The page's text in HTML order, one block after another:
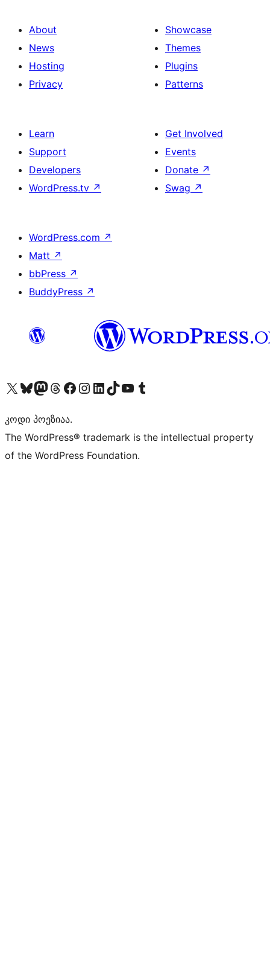
About
News
Hosting
Privacy
Showcase
Themes
Plugins
Patterns
Learn
Support
Developers
WordPress.tv ↗
Get Involved
Events
Donate ↗
Swag ↗
WordPress.com ↗
Matt ↗
bbPress ↗
BuddyPress ↗
Visit our X (formerly Twitter) account
Visit our Bluesky account
Visit our Mastodon account
Visit our Threads account
Visit our Facebook page
Visit our Instagram account
Visit our LinkedIn account
Visit our TikTok account
Visit our YouTube channel
Visit our Tumblr account
კოდი პოეზიაა.
The WordPress® trademark is the intellectual property
of the WordPress Foundation.